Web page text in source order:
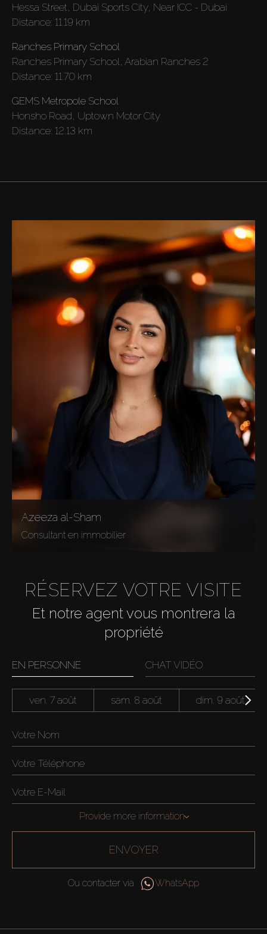
Acheter
Louer
Hors Plan
Hessa Street, Dubai Sports City, Near ICC - Dubai
Distance: 11.19 km
Ranches Primary School
Ranches Primary School, Arabian Ranches 2
Distance: 11.70 km
GEMS Metropole School
Honsho Road, Uptown Motor City
Distance: 12.13 km
Azeeza al-Sham
Consultant en immobilier
RÉSERVEZ VOTRE VISITE
Et notre agent vous montrera la
propriété
EN PERSONNE CHAT VIDÉO
ven. 7 août sam. 8 août dim. 9 août
Provide more information
ENVOYER
Ou contacter via WhatsApp